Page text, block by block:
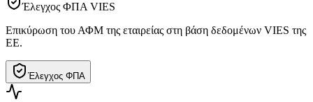
Έλεγχος ΦΠΑ VIES
Επικύρωση του ΑΦΜ της εταιρείας στη βάση δεδομένων VIES της
ΕΕ.
Έλεγχος ΦΠΑ